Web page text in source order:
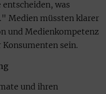
was
Medien müssten klarer
und Medienkompetenz
sein.
und ihren